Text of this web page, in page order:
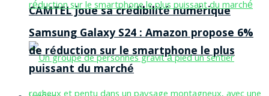
CAMTEL joue sa crédibilité numérique
Samsung Galaxy S24 : Amazon propose 6%
de réduction sur le smartphone le plus
puissant du marché